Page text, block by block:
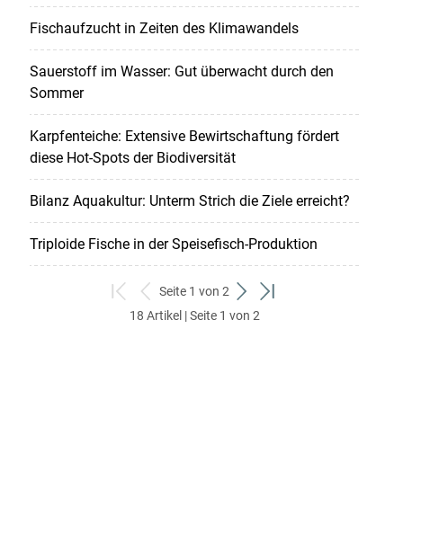
Fischaufzucht in Zeiten des Klimawandels
Sauerstoff im Wasser: Gut überwacht durch den
Sommer
Karpfenteiche: Extensive Bewirtschaftung fördert
diese Hot-Spots der Biodiversität
Bilanz Aquakultur: Unterm Strich die Ziele erreicht?
Triploide Fische in der ­Speisefisch-Produktion
zum
ersten
zurück
zum
Seite 1 von 2
weiter
zum
zum
18 Artikel | Seite 1 von 2